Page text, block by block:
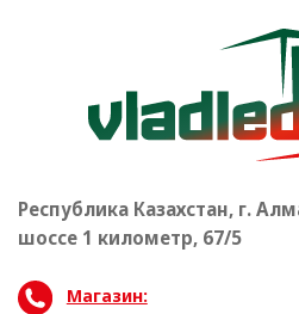
Республика Казахстан, г.
шоссе 1 километр, 67/5
Магазин: